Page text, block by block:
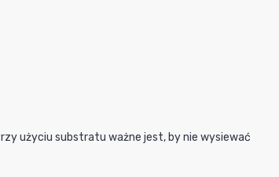
użyciu substratu ważne jest, by nie wysiewać